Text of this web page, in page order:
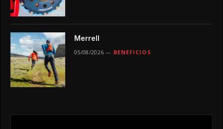
Merrell
05/08/2026 BENEFICIOS